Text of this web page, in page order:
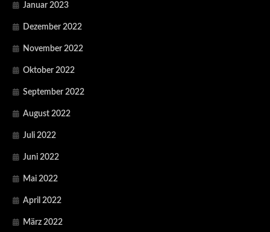
Januar 2023
Dezember 2022
November 2022
Oktober 2022
September 2022
August 2022
Juli 2022
Juni 2022
Mai 2022
April 2022
März 2022